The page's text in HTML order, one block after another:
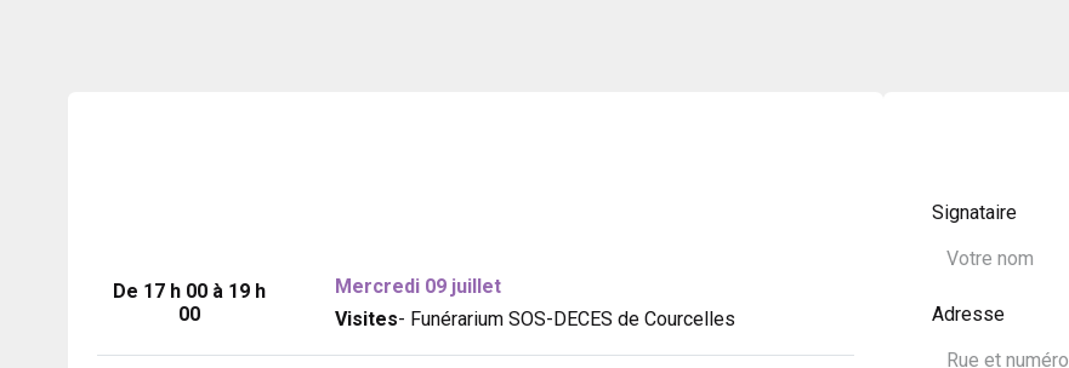
De 17 h 00 à 19 h
00
Mercredi 09 juillet
Visites- Funérarium SOS-DECES de Courcelles
Signataire
Adresse